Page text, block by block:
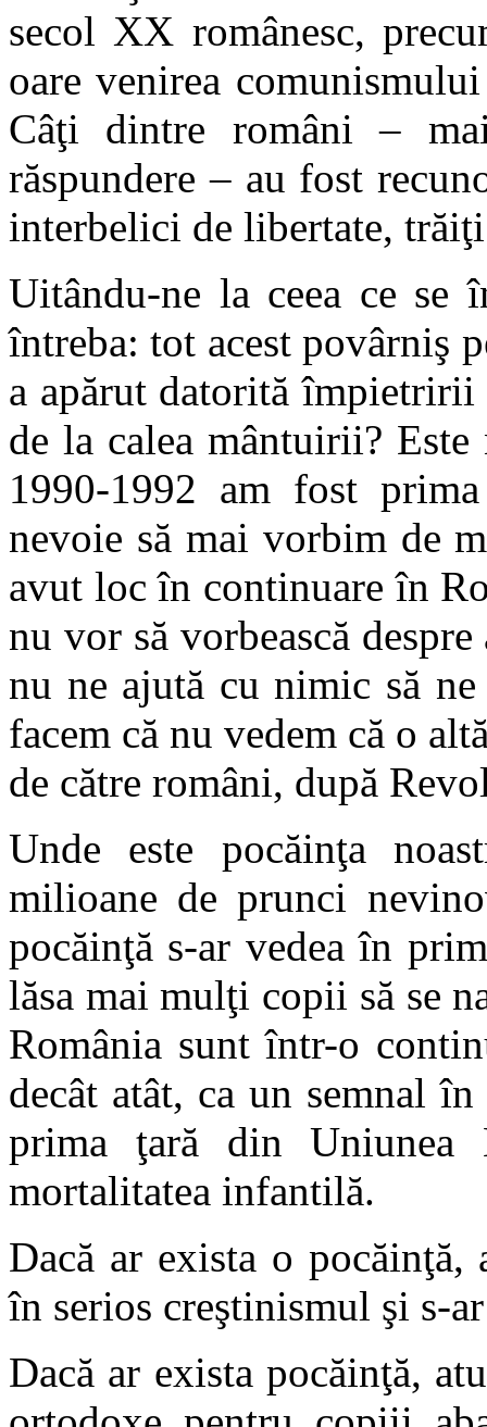
secol XX românesc,
oare venirea
Câţi dintre români –
răspundere – au fost
interbelici de libertate,
Uitându-ne la ceea ce se
întreba: tot acest povârniş
a apărut datorită împietririi
de la calea mântuirii?
1990-1992 am fost
nevoie să mai vorbim de
avut loc în continuare în
nu vor să vorbească
nu ne ajută cu nimic să
facem că nu vedem că o
de către români, după
Unde este pocăinţa
milioane de prunci
pocăinţă s-ar vedea în
lăsa mai mulţi copii să se
România sunt într-o
decât atât, ca un semnal
prima ţară din Uniunea
mortalitatea infantilă.
Dacă ar exista o
în serios creştinismul şi s-
Dacă ar exista pocăinţă,